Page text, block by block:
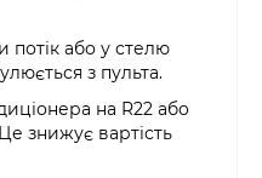
потік або у стелю
з пульта.
на R22 або
знижує вартість